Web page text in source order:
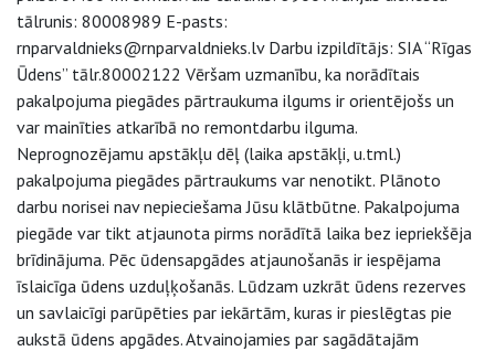
tālrunis: 80008989 E-pasts:
rnparvaldnieks@rnparvaldnieks.lv Darbu izpildītājs: SIA “Rīgas
Ūdens” tālr.80002122 Vēršam uzmanību, ka norādītais
pakalpojuma piegādes pārtraukuma ilgums ir orientējošs un
var mainīties atkarībā no remontdarbu ilguma.
Neprognozējamu apstākļu dēļ (laika apstākļi, u.tml.)
pakalpojuma piegādes pārtraukums var nenotikt. Plānoto
darbu norisei nav nepieciešama Jūsu klātbūtne. Pakalpojuma
piegāde var tikt atjaunota pirms norādītā laika bez iepriekšēja
brīdinājuma. Pēc ūdensapgādes atjaunošanās ir iespējama
īslaicīga ūdens uzduļķošanās. Lūdzam uzkrāt ūdens rezerves
un savlaicīgi parūpēties par iekārtām, kuras ir pieslēgtas pie
aukstā ūdens apgādes. Atvainojamies par sagādātajām